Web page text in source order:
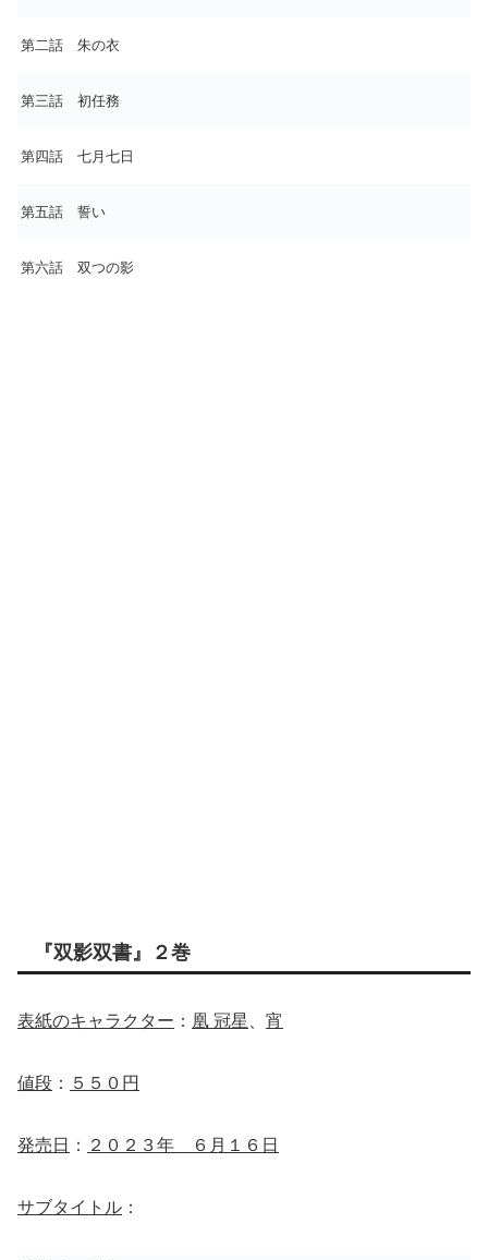
第二話 朱の衣
第三話 初任務
第四話 七月七日
第五話 誓い
第六話 双つの影
『双影双書』２巻
表紙のキャラクター ： 凰 冠星 、 宵
値段 ： ５５０円
発売日 ： ２０２３年 ６月１６日
サブタイトル ：